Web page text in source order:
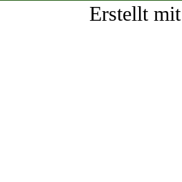
Erstellt mit